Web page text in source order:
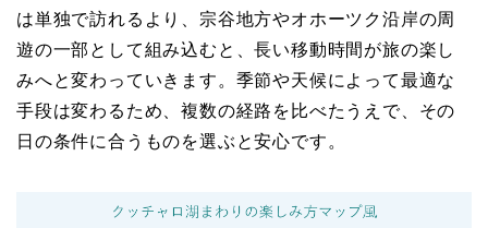
は単独で訪れるより、宗谷地方やオホーツク沿岸の周
遊の一部として組み込むと、長い移動時間が旅の楽し
みへと変わっていきます。季節や天候によって最適な
手段は変わるため、複数の経路を比べたうえで、その
日の条件に合うものを選ぶと安心です。